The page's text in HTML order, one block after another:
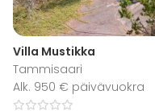
Villa Mustikka
Tammisaari
Alk. 950 € päivävuokra